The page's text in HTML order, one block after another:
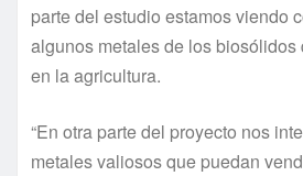
parte del estudio estamos viendo
algunos metales de los biosólidos
en la agricultura.
“En otra parte del proyecto nos
metales valiosos que puedan